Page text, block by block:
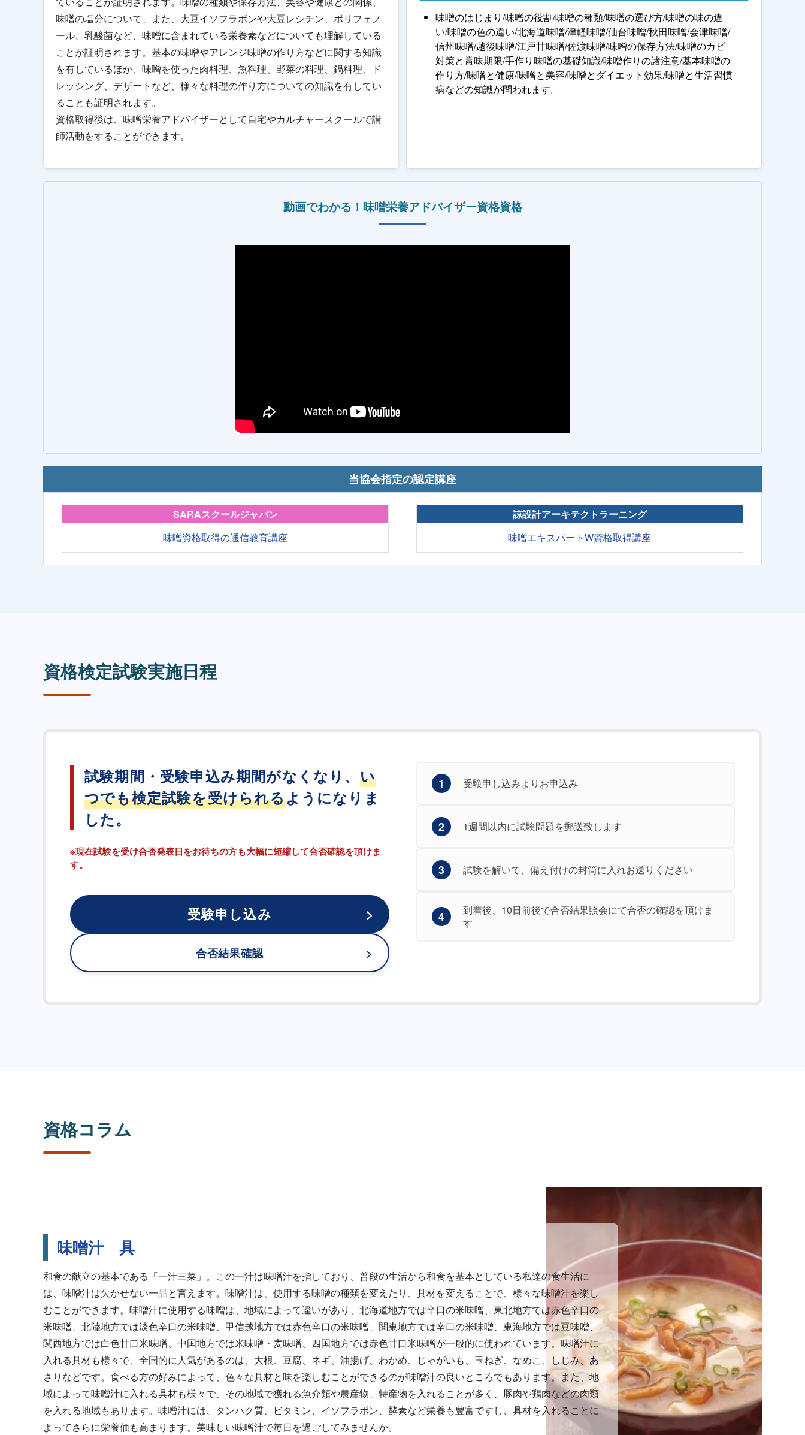
味噌の塩分について、また、大豆イソフラボンや大豆レシチン、ポリフェノ
ール、乳酸菌など、味噌に含まれている栄養素などについても理解している
ことが証明されます。基本の味噌やアレンジ味噌の作り方などに関する知識
を有しているほか、味噌を使った肉料理、魚料理、野菜の料理、鍋料理、ド
レッシング、デザートなど、様々な料理の作り方についての知識を有してい
ることも証明されます。
資格取得後は、味噌栄養アドバイザーとして自宅やカルチャースクールで講
師活動をすることができます。
味噌のはじまり/味噌の役割/味噌の種類/味噌の選び方/味噌の味の違
い/味噌の色の違い/北海道味噌/津軽味噌/仙台味噌/秋田味噌/会津味噌/
信州味噌/越後味噌/江戸甘味噌/佐渡味噌/味噌の保存方法/味噌のカビ
対策と賞味期限/手作り味噌の基礎知識/味噌作りの諸注意/基本味噌の
作り方/味噌と健康/味噌と美容/味噌とダイエット効果/味噌と生活習慣
病などの知識が問われます。
動画でわかる！ 味噌栄養アドバイザー資格資格
当協会指定の認定講座
SARAスクールジャパン
味噌資格取得の通信教育講座
諒設計アーキテクトラーニング
味噌エキスパートW資格取得講座
資格検定試験実施日程
試験期間・受験申込み期間がなくなり、 い
つでも検定試験を受けられるようになりま
した。
※現在試験を受け合否発表日をお待ちの方も大幅に短縮して合否確認を頂けま
す。
受験申し込み
合否結果確認
1 受験申し込みよりお申込み
2 1週間以内に試験問題を郵送致します
3 試験を解いて、備え付けの封筒に入れお送りください
4
到着後、10日前後で合否結果照会にて合否の確認を頂けま
す
資格コラム
味噌汁 具
和食の献立の基本である「一汁三菜」。この一汁は味噌汁を指しており、普段の生活から和食を基本としている私達の食生活に
は、味噌汁は欠かせない一品と言えます。味噌汁は、使用する味噌の種類を変えたり、具材を変えることで、様々な味噌汁を楽し
むことができます。味噌汁に使用する味噌は、地域によって違いがあり、北海道地方では辛口の米味噌、東北地方では赤色辛口の
米味噌、北陸地方では淡色辛口の米味噌、甲信越地方では赤色辛口の米味噌、関東地方では辛口の米味噌、東海地方では豆味噌、
関西地方では白色甘口米味噌、中国地方では米味噌・麦味噌、四国地方では赤色甘口米味噌が一般的に使われています。味噌汁に
入れる具材も様々で、全国的に人気があるのは、大根、豆腐、ネギ、油揚げ、わかめ、じゃがいも、玉ねぎ、なめこ、しじみ、あ
さりなどです。食べる方の好みによって、色々な具材と味を楽しむことができるのが味噌汁の良いところでもあります。また、地
域によって味噌汁に入れる具材も様々で、その地域で獲れる魚介類や農産物、特産物を入れることが多く、豚肉や鶏肉などの肉類
を入れる地域もあります。味噌汁には、タンパク質、ビタミン、イソフラボン、酵素など栄養も豊富ですし、具材を入れることに
よってさらに栄養価も高まります。美味しい味噌汁で毎日を過ごしてみませんか。